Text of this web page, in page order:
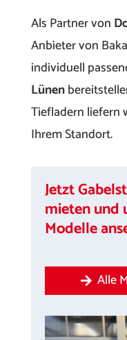
Als Partner von
Anbieter von
individuell
Lünen
Tiefladern liefern
Ihrem Standort.
Jetzt
mieten und
Modelle
Alle